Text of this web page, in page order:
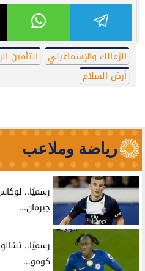
الزمالك والإسماعيلي التأمين
أرض السلام
رياضة وملاعب
رسميًا..
جيرمان...
رسميًا..
كومو...